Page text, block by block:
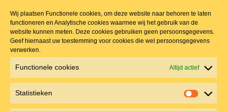
Wij plaatsen Functionele cookies, om deze website naar behoren te laten
functioneren en Analytische cookies waarmee wij het gebruik van de
website kunnen meten. Deze cookies gebruiken geen persoonsgegevens.
Geef hiernaast uw toestemming voor cookies die wel persoonsgegevens
verwerken.
Functionele cookies Altijd actief
Statistieken
ACCOUNT & INFO
Veel gestelde vragen
Winkelmand